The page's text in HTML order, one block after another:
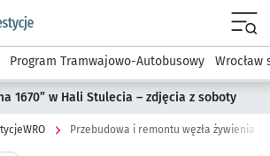
wroclaw.pl podserwis:
Program Tramwajowo-Autobusowy Wrocław
1670” w Hali Stulecia – zdjęcia z soboty